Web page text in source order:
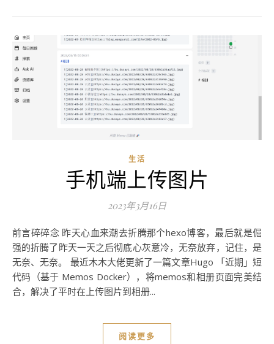
生活
手机端上传图片
2023年3月16日
前言碎碎念 昨天心血来潮去折腾那个hexo博客，最后就是倔
强的折腾了昨天一天之后彻底心灰意冷，无奈放弃，记住，是
无奈、无奈。 最近木木大佬更新了一篇文章Hugo 「近期」短
代码（基于 Memos Docker），将memos和相册页面完美结
合，解决了平时在上传图片到相册...
阅读更多